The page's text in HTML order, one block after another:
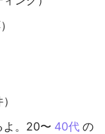
よ。20〜 40代 の